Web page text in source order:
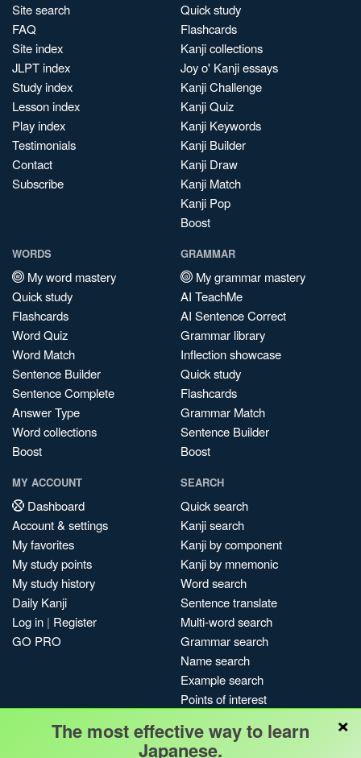
Site search
FAQ
Site index
JLPT index
Study index
Lesson index
Play index
Testimonials
Contact
Subscribe
Quick study
Flashcards
Kanji collections
Joy o' Kanji essays
Kanji Challenge
Kanji Quiz
Kanji Keywords
Kanji Builder
Kanji Draw
Kanji Match
Kanji Pop
Boost
WORDS
My word mastery
Quick study
Flashcards
Word Quiz
Word Match
Sentence Builder
Sentence Complete
Answer Type
Word collections
Boost
GRAMMAR
My grammar mastery
AI TeachMe
AI Sentence Correct
Grammar library
Inflection showcase
Quick study
Flashcards
Grammar Match
Sentence Builder
Boost
MY ACCOUNT
Dashboard
Account & settings
My favorites
My study points
My study history
Daily Kanji
Log in | Register
GO PRO
SEARCH
Quick search
Kanji search
Kanji by component
Kanji by mnemonic
Word search
Sentence translate
Multi-word search
Grammar search
Name search
Example search
Points of interest
My search history
×
The most effective way to learn
Japanese.